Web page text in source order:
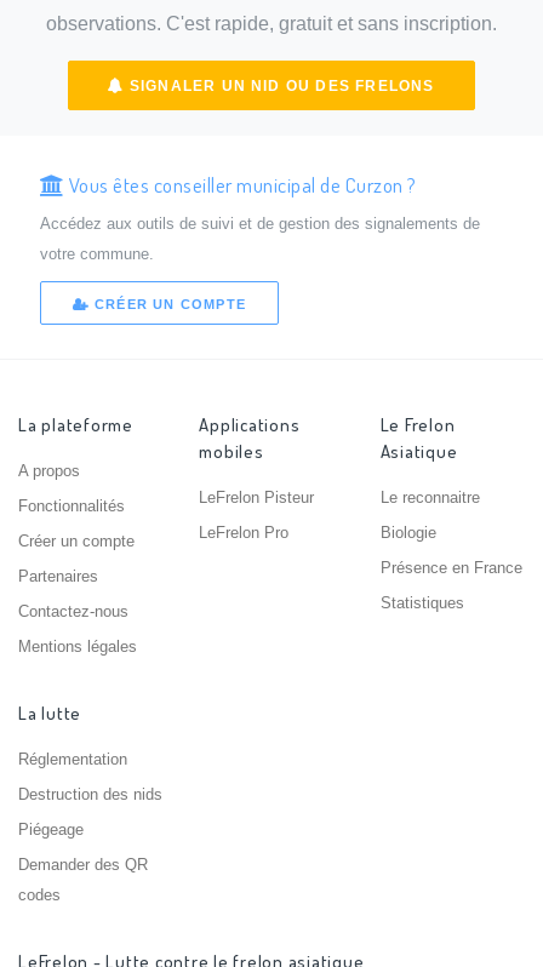
observations. C'est rapide, gratuit et sans inscription.
SIGNALER UN NID OU DES FRELONS
Vous êtes conseiller municipal de Curzon ?
Accédez aux outils de suivi et de gestion des signalements de
votre commune.
CRÉER UN COMPTE
La plateforme
A propos
Fonctionnalités
Créer un compte
Partenaires
Contactez-nous
Mentions légales
Applications
mobiles
LeFrelon Pisteur
LeFrelon Pro
Le Frelon
Asiatique
Le reconnaitre
Biologie
Présence en France
Statistiques
La lutte
Réglementation
Destruction des nids
Piégeage
Demander des QR
codes
LeFrelon - Lutte contre le frelon asiatique